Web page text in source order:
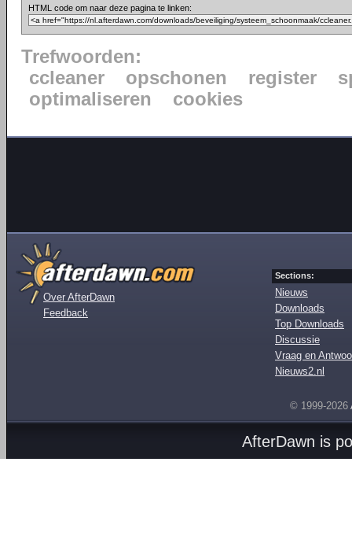
HTML code om naar deze pagina te linken:
Trefwoorden:
ccleaner
opschonen register
optimaliseren
cookies
Over AfterDawn
Feedback
Sections:
Nieuws
Downloads
Top Downloads
Discussie
Vraag en
Nieuws2.nl
© 1999-2026
AfterDawn is